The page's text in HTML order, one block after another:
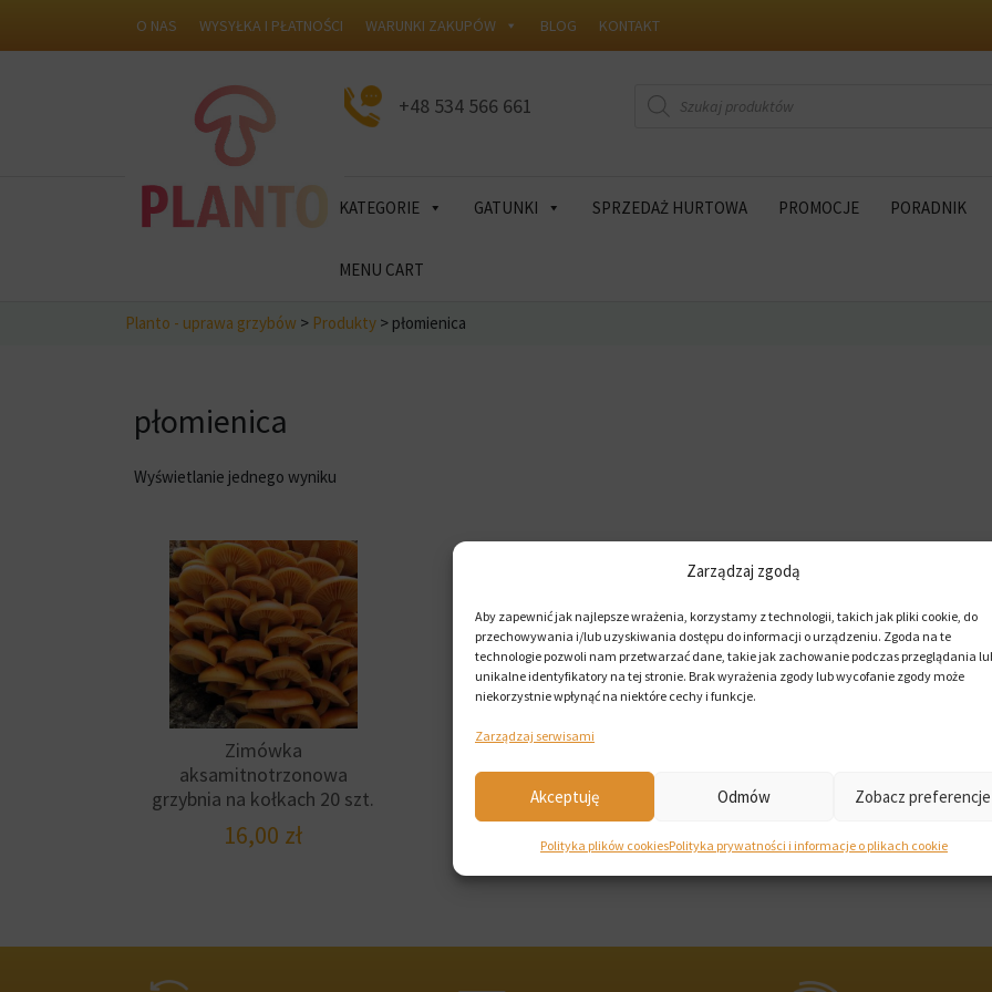
Zarządzaj zgodą
Aby zapewnić jak najlepsze wrażenia, korzystamy z technologii, takich jak pliki cookie, do
przechowywania i/lub uzyskiwania dostępu do informacji o urządzeniu. Zgoda na te
technologie pozwoli nam przetwarzać dane, takie jak zachowanie podczas przeglądania
unikalne identyfikatory na tej stronie. Brak wyrażenia zgody lub wycofanie zgody może
niekorzystnie wpłynąć na niektóre cechy i funkcje.
Zarządzaj serwisami
Akceptuję Odmów Zobacz preferencje
Polityka plików cookiesPolityka prywatności i informacje o plikach cookie
O NAS WYSYŁKA I PŁATNOŚCI WARUNKI ZAKUPÓW BLOG KONTAKT
+48 534 566 661
Wyszukiwarka
produktów
KATEGORIE GATUNKI SPRZEDAŻ HURTOWA PROMOCJE PORADNIK
MENU CART
Planto - uprawa grzybów > Produkty > płomienica
płomienica
Wyświetlanie jednego wyniku
Zimówka
aksamitnotrzonowa
grzybnia na kołkach 20 szt.
16,00 zł